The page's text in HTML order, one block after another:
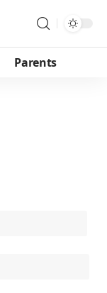
Parents